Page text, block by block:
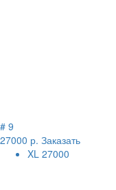
# 9
27000 р. Заказать
XL 27000